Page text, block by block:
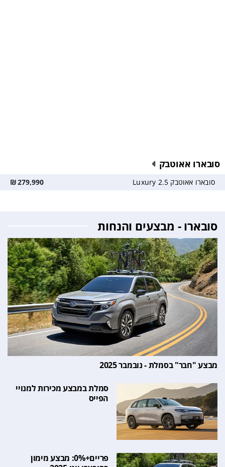
סובארו אאוטבק
סובארו אאוטבק 2.5 Luxury 279,990
₪
סובארו - מבצעים והנחות
מבצע "חבר" בסמלת - נובמבר 2025
סמלת במבצע מכירות למנויי
הפייס
פריים+0%: מבצע מימון